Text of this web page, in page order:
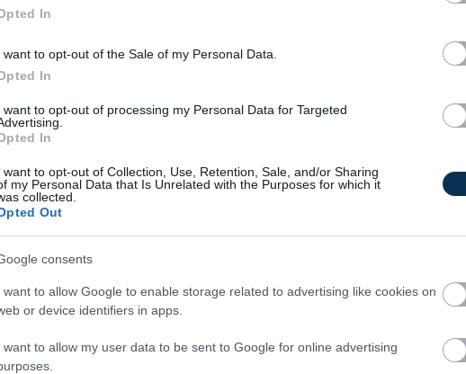
In
want to opt-out of the Sale of my Personal Data.
In
want to opt-out of processing my Personal Data for Targeted
In
want to opt-out of Collection, Use, Retention, Sale, and/or Sharing
my Personal Data that Is Unrelated with the Purposes for which it
collected.
Out
consents
want to allow Google to enable storage related to advertising like cookies on
or device identifiers in apps.
want to allow my user data to be sent to Google for online advertising
Neck
Stage
Fungus Is A Parasite, And It
Off
— Try
Stop Eating These 3 Foods
That Are Known to Cause